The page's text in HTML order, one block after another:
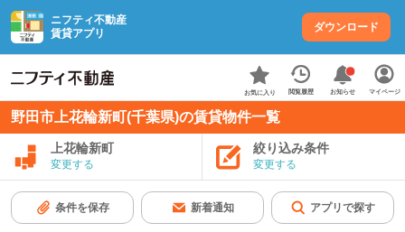
ニフティ不動産
賃貸アプリ
ダウンロード
お気に入り 閲覧履歴 お知らせ マイページ
野田市上花輪新町(千葉県)の賃貸物件一覧
上花輪新町
変更する
絞り込み条件
変更する
条件を保存 新着通知 アプリで探す